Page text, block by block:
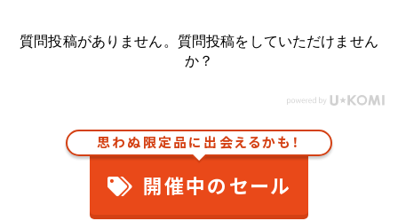
質問投稿がありません。質問投稿をしていただけません
か？
思わぬ限定品に出会えるかも！
開催中のセール